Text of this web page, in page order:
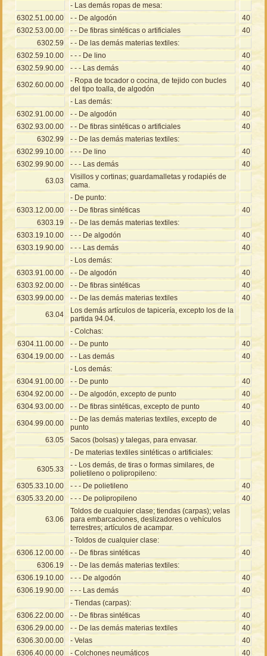
- Las demás ropas de mesa:
6302.51.00.00
- - De algodón
40
6302.53.00.00
- - De fibras sintéticas o artificiales
40
6302.59
- - De las demás materias textiles:
6302.59.10.00
- - - De lino
40
6302.59.90.00
- - - Las demás
40
6302.60.00.00
- Ropa de tocador o cocina, de tejido con bucles
del tipo toalla, de algodón
40
- Las demás:
6302.91.00.00
- - De algodón
40
6302.93.00.00
- - De fibras sintéticas o artificiales
40
6302.99
- - De las demás materias textiles:
6302.99.10.00
- - - De lino
40
6302.99.90.00
- - - Las demás
40
63.03
Visillos y cortinas; guardamalletas y rodapiés de
cama.
- De punto:
6303.12.00.00
- - De fibras sintéticas
40
6303.19
- - De las demás materias textiles:
6303.19.10.00
- - - De algodón
40
6303.19.90.00
- - - Las demás
40
- Los demás:
6303.91.00.00
- - De algodón
40
6303.92.00.00
- - De fibras sintéticas
40
6303.99.00.00
- - De las demás materias textiles
40
63.04
Los demás artículos de tapicería, excepto los de la
partida 94.04.
- Colchas:
6304.11.00.00
- - De punto
40
6304.19.00.00
- - Las demás
40
- Los demás:
6304.91.00.00
- - De punto
40
6304.92.00.00
- - De algodón, excepto de punto
40
6304.93.00.00
- - De fibras sintéticas, excepto de punto
40
6304.99.00.00
- - De las demás materias textiles, excepto de
punto
40
63.05
Sacos (bolsas) y talegas, para envasar.
- De materias textiles sintéticas o artificiales:
6305.33
- - Los demás, de tiras o formas similares, de
polietileno o polipropileno:
6305.33.10.00
- - - De polietileno
40
6305.33.20.00
- - - De polipropileno 40
63.06
Toldos de cualquier clase; tiendas (carpas); velas
para embarcaciones, deslizadores o vehículos
terrestres; artículos de acampar.
- Toldos de cualquier clase:
6306.12.00.00
- - De fibras sintéticas
40
6306.19
- - De las demás materias textiles:
6306.19.10.00
- - - De algodón
40
6306.19.90.00
- - - Las demás
40
- Tiendas (carpas):
6306.22.00.00
- - De fibras sintéticas
40
6306.29.00.00
- - De las demás materias textiles
40
6306.30.00.00
- Velas
40
6306.40.00.00
- Colchones neumáticos 40